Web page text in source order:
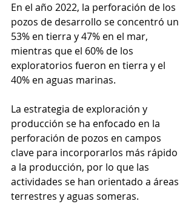
En el año 2022, la perforación de los
pozos de desarrollo se concentró un
53% en tierra y 47% en el mar,
mientras que el 60% de los
exploratorios fueron en tierra y el
40% en aguas marinas.
La estrategia de exploración y
producción se ha enfocado en la
perforación de pozos en campos
clave para incorporarlos más rápido
a la producción, por lo que las
actividades se han orientado a áreas
terrestres y aguas someras.